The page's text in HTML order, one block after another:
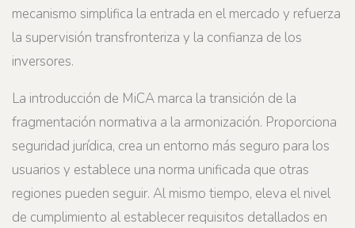
mecanismo simplifica la entrada en el mercado y refuerza
la supervisión transfronteriza y la confianza de los
inversores.
La introducción de MiCA marca la transición de la
fragmentación normativa a la armonización. Proporciona
seguridad jurídica, crea un entorno más seguro para los
usuarios y establece una norma unificada que otras
regiones pueden seguir. Al mismo tiempo, eleva el nivel
de cumplimiento al establecer requisitos detallados en